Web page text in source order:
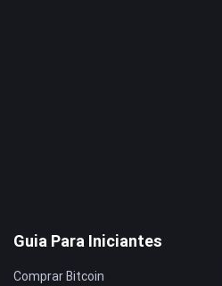
Guia Para Iniciantes
Comprar Bitcoin